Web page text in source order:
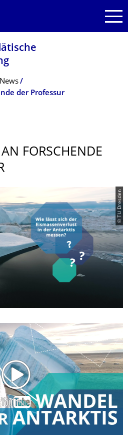
News
der Professur
FORSCHENDE
© TU Dresden